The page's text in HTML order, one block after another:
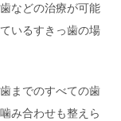
などの治療が可能
いるすきっ歯の場
までのすべての歯
み合わせも整えら